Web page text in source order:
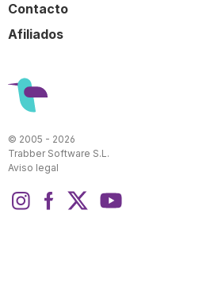
Contacto
Afiliados
© 2005 - 2026
Trabber Software S.L.
Aviso legal